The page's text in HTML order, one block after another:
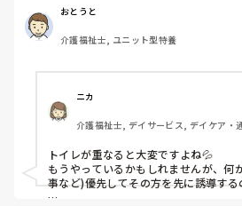
で、「順番に案内するので、すみま
えたら、『待てない！漏れたらどう
きました。
【またこのやり取りか…。この人何
いなあ…。使用中だからしょうがな
としてもトイレに行ったことを忘れ
る…。漏れたとしてもこっちは衣類
以前便失禁で全衣類交換した時に、
るのに『落ちたらどうするんだ？』
なくて、中々着替えさせてくれなか
もしれないけど…。】
そんなことを思いながら、大人数の
おとうと
介護福祉士, ユニット型特養
ニカ
介護福祉士, デイサービス, デイケア・
トイレが重なると大変ですよね💦
もうやっているかもしれませんが、何
事など)優先してその方を先に誘導す